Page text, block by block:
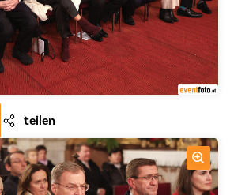
teilen